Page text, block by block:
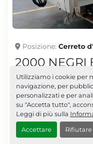
Utilizziamo i cookie per
navigazione, per
personalizzati e per
su "Accetta tutto",
Leggi di più sulla
Accettare Rifiutare
Posizione Cerreto
2000 NEGRI
3200H-1450
VENDUTO
Tonnellaggio: 320 |
pompa: Prima